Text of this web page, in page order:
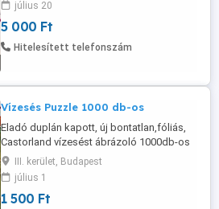
felakasztható. Átvétel csak személyesen
a lakcímemen,Óbuda 3. ker.
július 20
5 000 Ft
Hitelesített telefonszám
Vízesés Puzzle 1000 db-os
Eladó duplán kapott, új bontatlan,fóliás,
Castorland vízesést ábrázoló 1000db-os
puzzle képkirakó. Átvétel csak
személyesen a lakcímemen, Óbuda 3. ker.
III. kerület, Budapest
július 1
1 500 Ft